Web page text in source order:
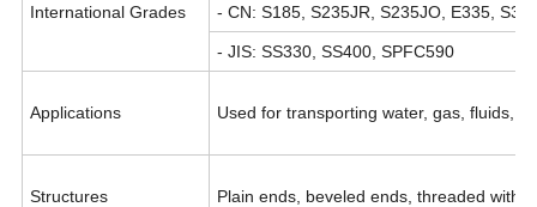
International Grades - CN: S185, S235JR, S235JO, E335,
- JIS: SS330, SS400, SPFC590
Applications Used for transporting water, gas, fluids,
Structures Plain ends, beveled ends, threaded with